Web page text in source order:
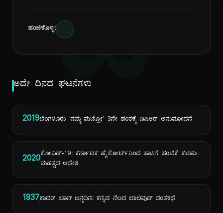
ದಿ
ಹಂಚಿಕೊಳ್ಳಿ:
ಅದೇ ದಿನದ ಘಟನೆಗಳು
2019ಬೆಂಗಳೂರು 'ನಮ್ಮ ಮೆಟ್ರೋ' 3ನೇ ಹಂತಕ್ಕೆ ಡಿಪಿಆರ್ ಅನುಮೋದನೆ
2020ಕೋವಿಡ್-19: ಕರ್ನಾಟಕ ಹೈಕೋರ್ಟ್‌ನಿಂದ ಹಾಸಿಗೆ ಹಂಚಿಕೆ ಕುರಿತು
ಮಹತ್ವದ ಆದೇಶ
1937ಕಾದರ್ ಖಾನ್ ಜನ್ಮದಿನ: ಕನ್ನಡ ನೆಲದ ಬಾಲಿವುಡ್ ದಂತಕಥೆ